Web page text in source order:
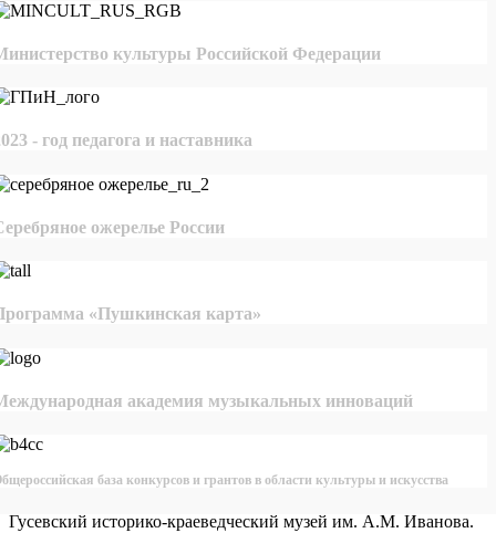
культуры Российской Федерации
- год педагога и наставника
ожерелье России
«Пушкинская карта»
академия музыкальных инноваций
база конкурсов и грантов в области культуры и искусства
Гусевский историко-краеведческий музей им. А.М. Иванова.